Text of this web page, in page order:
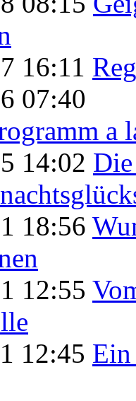
16:11
07:40
a
14:02
18:56
12:55
12:45 Ein